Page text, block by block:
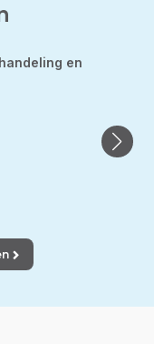
en